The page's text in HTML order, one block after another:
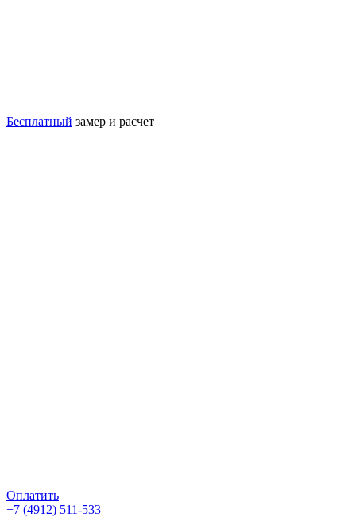
Бесплатный замер и расчет
Оплатить
+7 (4912) 511-533